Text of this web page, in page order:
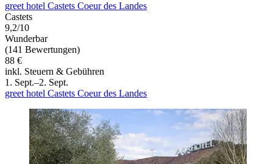
greet hotel Castets Coeur des Landes
Castets
9,2/10
Wunderbar
(141 Bewertungen)
88 €
inkl. Steuern & Gebühren
1. Sept.–2. Sept.
greet hotel Castets Coeur des Landes